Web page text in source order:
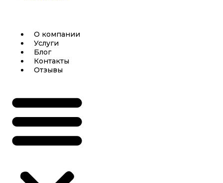
О компании
Услуги
Блог
Контакты
Отзывы